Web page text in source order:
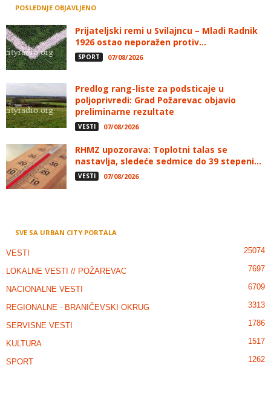
POSLEDNJE OBJAVLJENO
Prijateljski remi u Svilajncu – Mladi Radnik
1926 ostao neporažen protiv...
SPORT 07/08/2026
Predlog rang-liste za podsticaje u
poljoprivredi: Grad Požarevac objavio
preliminarne rezultate
VESTI 07/08/2026
RHMZ upozorava: Toplotni talas se
nastavlja, sledeće sedmice do 39 stepeni...
VESTI 07/08/2026
SVE SA URBAN CITY PORTALA
VESTI 25074
LOKALNE VESTI // POŽAREVAC 7697
NACIONALNE VESTI 6709
REGIONALNE - BRANIČEVSKI OKRUG 3313
SERVISNE VESTI 1786
KULTURA 1517
SPORT 1262